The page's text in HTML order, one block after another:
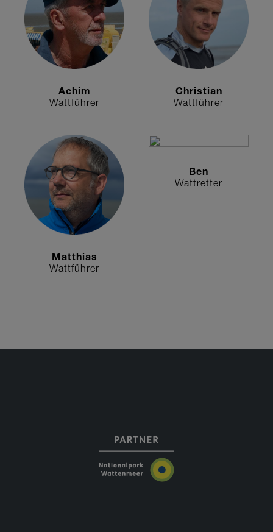
Achim
Wattführer
Christian
Wattführer
Matthias
Wattführer
Ben
Wattretter